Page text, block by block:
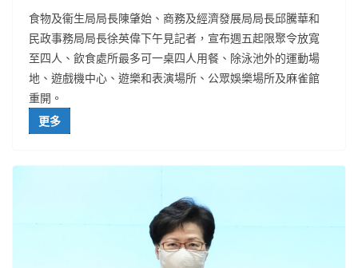
食物及衞生局局長陳肇始、商務及經濟發展局局長邱騰華和
民政事務局局長徐英偉下午見記者，宣布週五起限聚令放寬
至四人、飲食處所最多可一桌四人用餐、除泳池外的運動場
地、遊戲機中心、遊樂和表演場所、公眾娛樂場所及麻雀館
重開。
更多